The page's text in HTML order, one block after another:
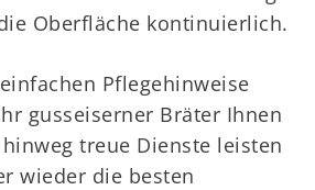
Oberfläche kontinuierlich.
Pflegehinweise
gusseiserner Bräter Ihnen
treue Dienste leisten
wieder die besten